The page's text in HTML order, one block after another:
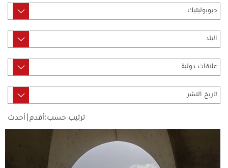
ترتيب حسب: أقدم أحدث